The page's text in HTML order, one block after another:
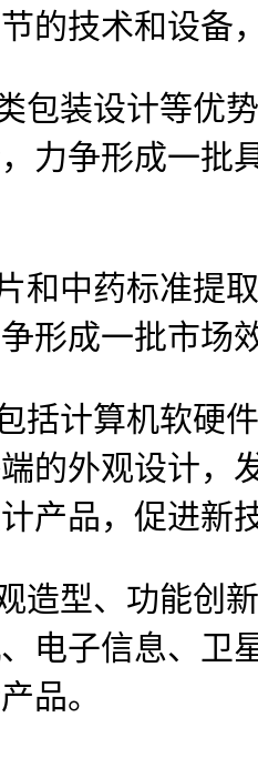
的技术和设备
装设计等优势
力争形成一批
中药标准提取
形成一批市场
计算机软硬件
的外观设计，
产品，促进新
型、功能创新
电子信息、卫
品。